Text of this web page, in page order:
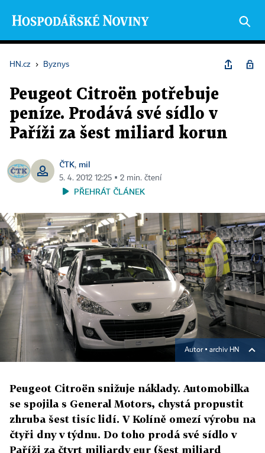
HN.cz › Byznys
Peugeot Citroën potřebuje
peníze. Prodává své sídlo v
Paříži za šest miliard korun
ČTK, mil
5. 4. 2012 12:25 ▪ 2 min. čtení
PŘEHRÁT ČLÁNEK
Autor ▪ archiv HN
Peugeot Citroën snižuje náklady. Automobilka
se spojila s General Motors, chystá propustit
zhruba šest tisíc lidí. V Kolíně omezí výrobu na
čtyři dny v týdnu. Do toho prodá své sídlo v
Paříži za čtvrt miliardy eur (šest miliard